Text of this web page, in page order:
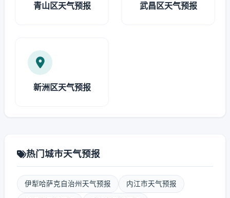
青山区天气预报 武昌区天气预报
新洲区天气预报
热门城市天气预报
伊犁哈萨克自治州天气预报 内江市天气预报